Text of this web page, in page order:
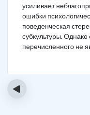
усиливает
ошибки
поведенческая
субкультуры. Однако
перечисленного не
‹